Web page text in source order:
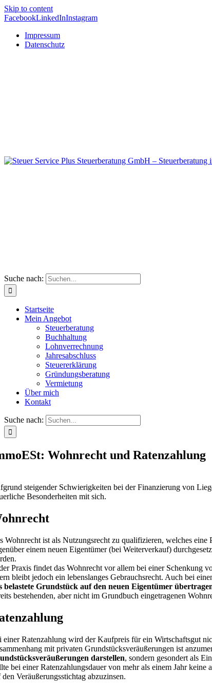
Skip to content
FacebookLinkedInInstagram
Impressum
Datenschutz
Suche nach:
Startseite
Mein Angebot
Steuerberatung
Buchhaltung
Lohnverrechnung
Jahresabschluss
Steuererklärung
Gründungsberatung
Vermietung
Über mich
Kontakt
Suche nach:
Wohnrecht und Ratenzahlung
steigender Schwierigkeiten bei der Finanzierung von
Besonderheiten mit sich.
Wohnrecht ist als Nutzungsrecht zu qualifizieren, welches
einem neuen Eigentümer (bei Weiterverkauf)
Praxis findet das Wohnrecht vor allem bei einer Schenkung
bleibt jedoch ein lebenslanges Gebrauchsrecht. Auch bei
belastete Grundstück auf den neuen Eigentümer
bestehenden, aber nicht im Grundbuch eingetragenen
einer Ratenzahlung wird der Kaufpreis für ein Wirtschaftsgut
mit privaten Grundstücksveräußerungen ist
darstellen, sondern gesondert als
bei einer Ratenzahlungsdauer von mehr als einem Jahr
den Veräußerungsstichtag abzuzinsen.